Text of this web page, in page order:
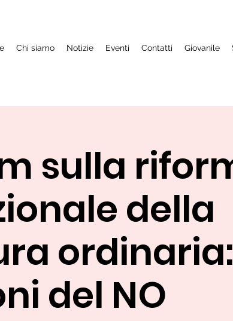
Chi siamo Notizie Eventi Contatti Giovanile
sulla
della
del NO